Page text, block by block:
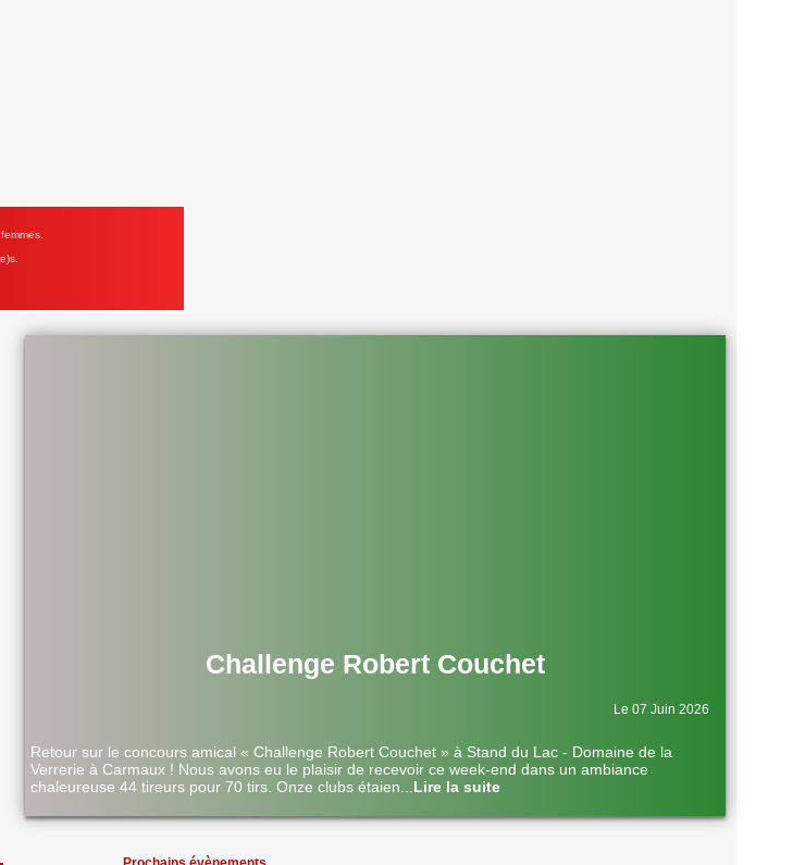
Challenge Robert Couchet
Le 07 Juin 2026
Retour sur le concours amical « Challenge Robert Couchet » à Stand du Lac - Domaine de la
Verrerie à Carmaux ! Nous avons eu le plaisir de recevoir ce week-end dans un ambiance
chaleureuse 44 tireurs pour 70 tirs. Onze clubs étaien
Lire la suite